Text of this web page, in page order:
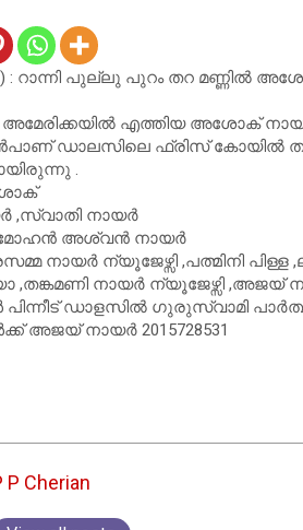
: റാന്നി പുല്ലു പുറം തറ മണ്ണിൽ
അമേരിക്കയിൽ എത്തിയ അശോക്
ഡാലസിലെ ഫ്രിസ്‌ കോയിൽ
.
,സ്വാതി നായർ
മോഹൻ അശ്വൻ നായർ
നായർ ന്യൂജേഴ്സി ,പത്മിനി
,തങ്കമണി നായർ ന്യൂജേഴ്സി ,അജയ്
ഡാളസിൽ ഗുരുസ്വാമി
അജയ് നായർ 2015728531
P Cherian